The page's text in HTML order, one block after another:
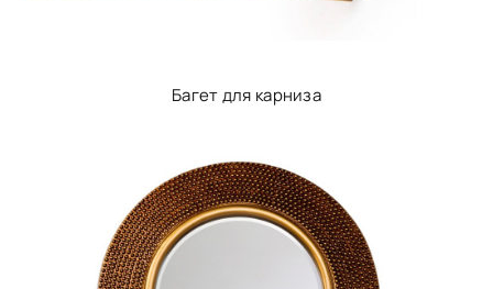
Багет для карниза